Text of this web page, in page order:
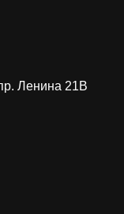
Ленина 21В